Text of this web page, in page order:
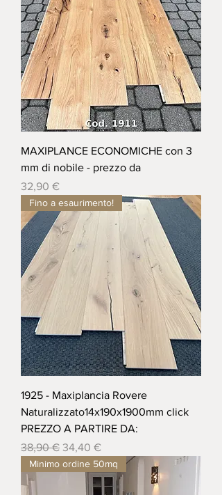
MAXIPLANCE ECONOMICHE con 3
mm di nobile - prezzo da
Prezzo
32,90 €
Fino a esaurimento!
1925 - Maxiplancia Rovere
Naturalizzato14x190x1900mm click
PREZZO A PARTIRE DA:
Prezzo regolare
38,90 € Prezzo scontato
34,40 €
Minimo ordine 50mq